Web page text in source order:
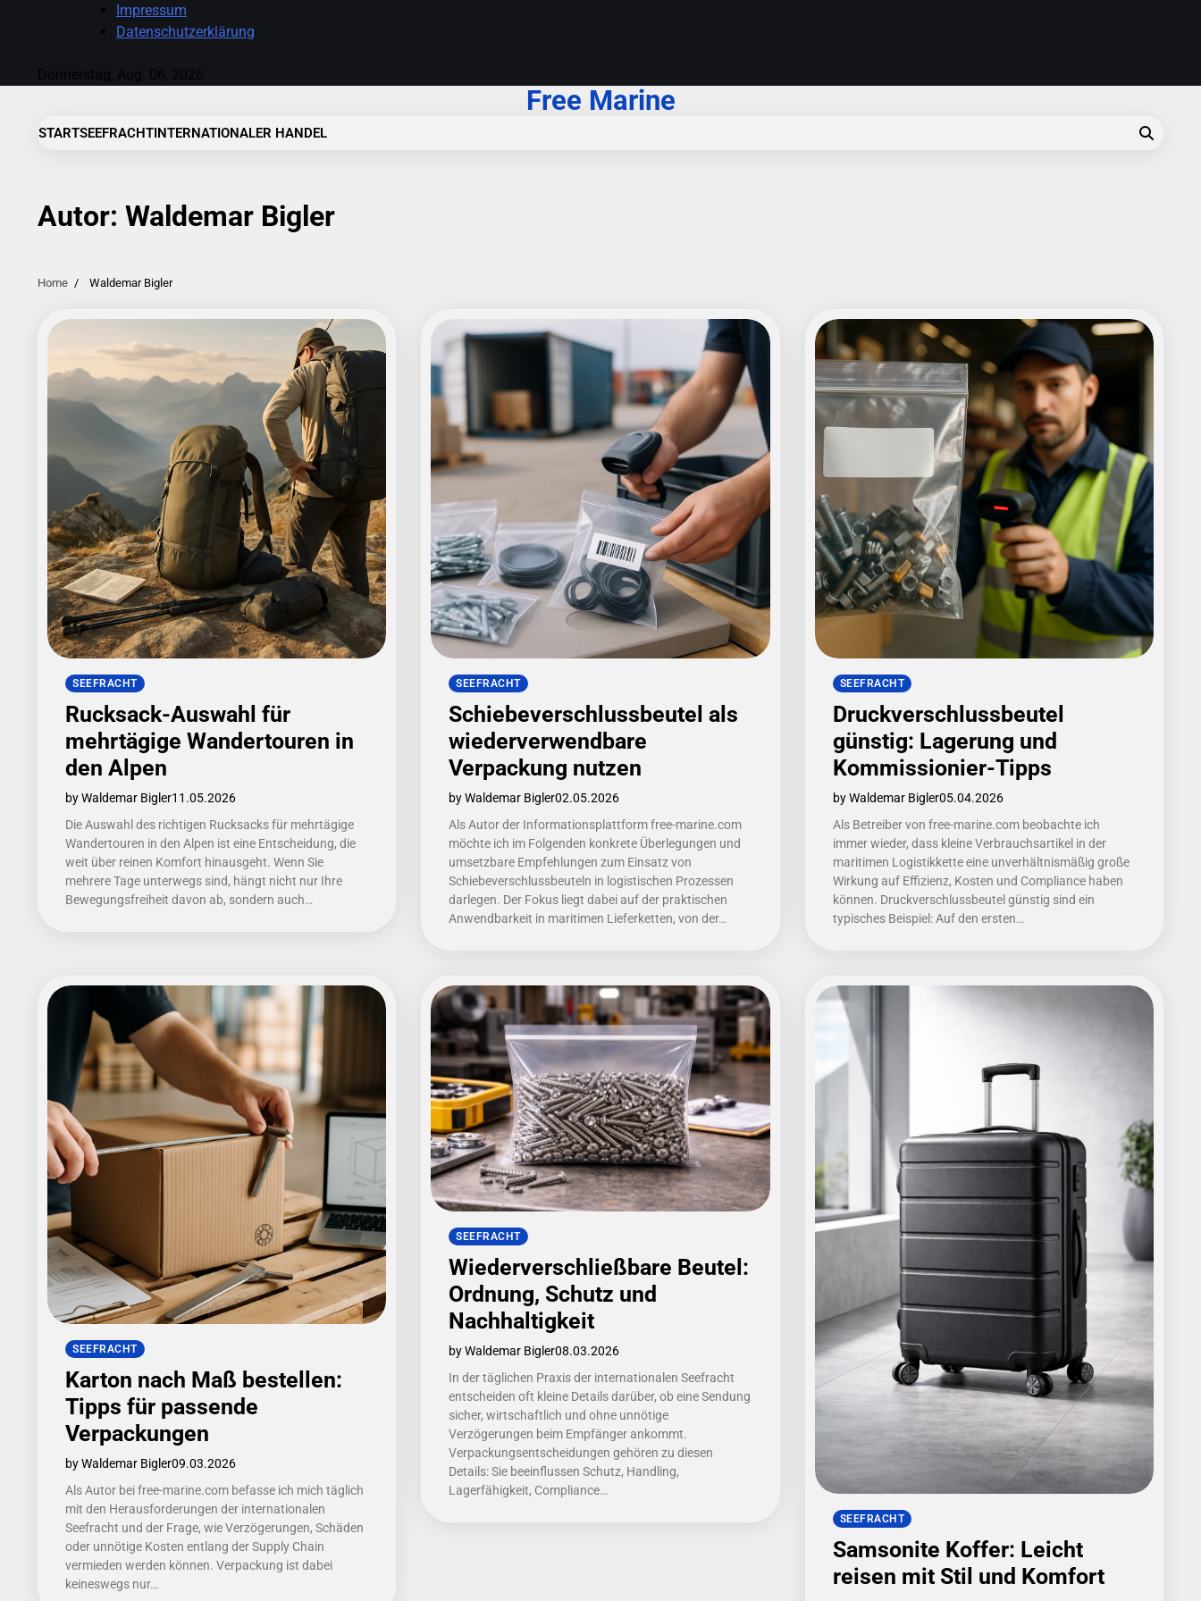
Impressum
Datenschutzerklärung
Donnerstag, Aug. 06, 2026
Free Marine
STARTSEEFRACHTINTERNATIONALER HANDEL
Autor: Waldemar Bigler
Home Waldemar Bigler
SEEFRACHT
Rucksack-Auswahl für
mehrtägige Wandertouren in
den Alpen
by Waldemar Bigler11.05.2026
Die Auswahl des richtigen Rucksacks für mehrtägige
Wandertouren in den Alpen ist eine Entscheidung, die
weit über reinen Komfort hinausgeht. Wenn Sie
mehrere Tage unterwegs sind, hängt nicht nur Ihre
Bewegungsfreiheit davon ab, sondern auch…
SEEFRACHT
Schiebeverschlussbeutel als
wiederverwendbare
Verpackung nutzen
by Waldemar Bigler02.05.2026
Als Autor der Informationsplattform free-marine.com
möchte ich im Folgenden konkrete Überlegungen und
umsetzbare Empfehlungen zum Einsatz von
Schiebeverschlussbeuteln in logistischen Prozessen
darlegen. Der Fokus liegt dabei auf der praktischen
Anwendbarkeit in maritimen Lieferketten, von der…
SEEFRACHT
Druckverschlussbeutel
günstig: Lagerung und
Kommissionier-Tipps
by Waldemar Bigler05.04.2026
Als Betreiber von free-marine.com beobachte ich
immer wieder, dass kleine Verbrauchsartikel in der
maritimen Logistikkette eine unverhältnismäßig große
Wirkung auf Effizienz, Kosten und Compliance haben
können. Druckverschlussbeutel günstig sind ein
typisches Beispiel: Auf den ersten…
SEEFRACHT
Karton nach Maß bestellen:
Tipps für passende
Verpackungen
by Waldemar Bigler09.03.2026
Als Autor bei free-marine.com befasse ich mich täglich
mit den Herausforderungen der internationalen
Seefracht und der Frage, wie Verzögerungen, Schäden
oder unnötige Kosten entlang der Supply Chain
vermieden werden können. Verpackung ist dabei
keineswegs nur…
SEEFRACHT
Wiederverschließbare Beutel:
Ordnung, Schutz und
Nachhaltigkeit
by Waldemar Bigler08.03.2026
In der täglichen Praxis der internationalen Seefracht
entscheiden oft kleine Details darüber, ob eine Sendung
sicher, wirtschaftlich und ohne unnötige
Verzögerungen beim Empfänger ankommt.
Verpackungsentscheidungen gehören zu diesen
Details: Sie beeinflussen Schutz, Handling,
Lagerfähigkeit, Compliance…
SEEFRACHT
Samsonite Koffer: Leicht
reisen mit Stil und Komfort